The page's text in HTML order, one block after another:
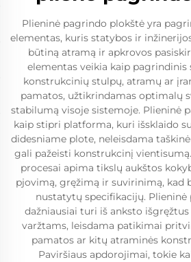
Plieninė pagrindo plokštė yra
elementas, kuris statybos ir
būtiną atramą ir apkrovos
elementas veikia kaip pagrindinis
konstrukcinių stulpų, atramų ar
pamatos, užtikrindamas optimalų
stabilumą visoje sistemoje. Plieninė
kaip stipri platforma, kuri išsklaido
didesniame plote, neleisdama
gali pažeisti konstrukcinį
procesai apima tikslų aukštos
pjovimą, gręžimą ir suvirinimą, kad
nustatytų specifikacijų.
dažniausiai turi iš anksto
varžtams, leisdama patikimai
pamatos ar kitų atraminės
Paviršiaus apdorojimai, tokie